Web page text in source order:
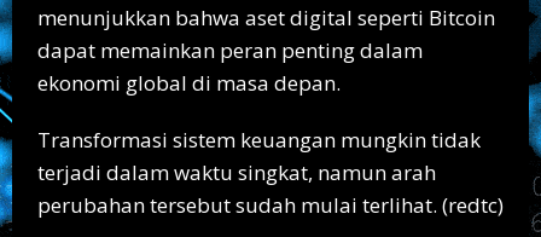
menunjukkan bahwa aset digital seperti Bitcoin
dapat memainkan peran penting dalam
ekonomi global di masa depan.
Transformasi sistem keuangan mungkin tidak
terjadi dalam waktu singkat, namun arah
perubahan tersebut sudah mulai terlihat. (redtc)